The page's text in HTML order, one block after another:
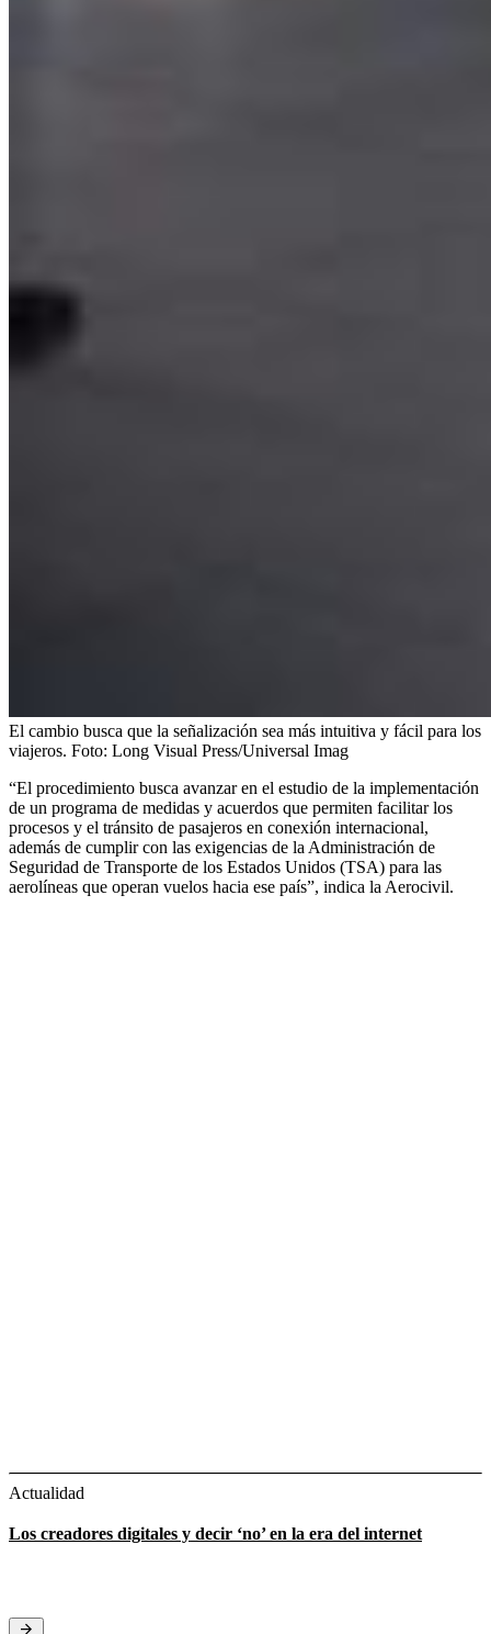
El cambio busca que la señalización sea más intuitiva y fácil para los
viajeros. Foto: Long Visual Press/Universal Imag
“El procedimiento busca avanzar en el estudio de la implementación
de un programa de medidas y acuerdos que permiten facilitar los
procesos y el tránsito de pasajeros en conexión internacional,
además de cumplir con las exigencias de la Administración de
Seguridad de Transporte de los Estados Unidos (TSA) para las
aerolíneas que operan vuelos hacia ese país”, indica la Aerocivil.
Actualidad
Los creadores digitales y decir ‘no’ en la era del internet